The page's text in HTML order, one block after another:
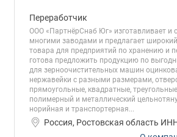
Переработчик
ООО «ПартнёрСнаб Юг» изготавливает и
многими заводами и предлагает
товара для предприятий по хранению и
готова предложить продукцию по
для зерноочистительных машин
нержавейки с разными размерами,
прямоугольные, квадратные,
полимерный и металлический
норийная и транспортерная...
Россия, Ростовская область